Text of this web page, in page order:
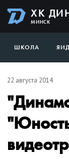
ХК
МИНСК
ШКОЛА
22 августа 2014